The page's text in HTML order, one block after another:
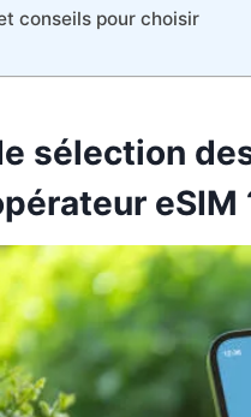
conseils pour choisir
sélection
eSIM